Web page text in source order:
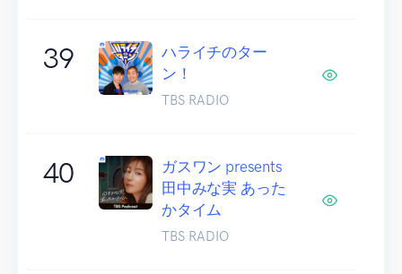
39
ハライチのター
ン！
TBS RADIO
40
ガスワン presents
田中みな実 あった
かタイム
TBS RADIO